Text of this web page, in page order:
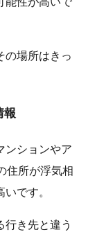
の場所はきっ
報
ンションやア
住所が浮気相
です。
行き先と違う